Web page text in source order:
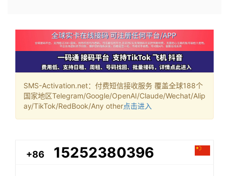
SMS-Activation.net：付费短信接收服务 覆盖全球188个
国家地区Telegram/Google/OpenAI/Claude/Wechat/Alip
ay/TikTok/RedBook/Any other点击进入
+86 15252380396